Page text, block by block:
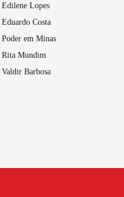
Edilene Lopes
Eduardo Costa
Poder em Minas
Rita Mundim
Valdir Barbosa